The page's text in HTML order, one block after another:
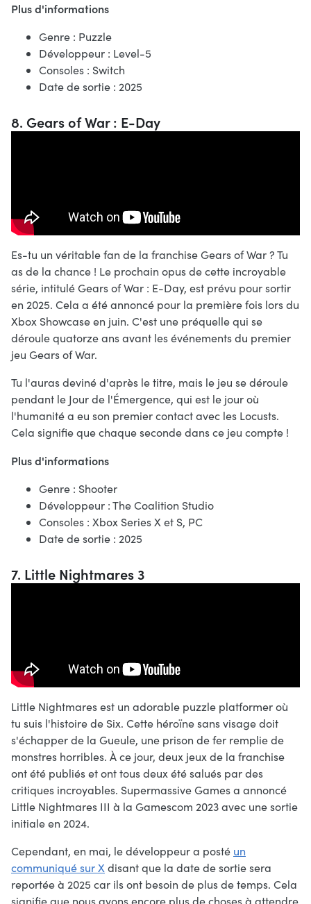
Plus d'informations
Genre : Puzzle
Développeur : Level-5
Consoles : Switch
Date de sortie : 2025
8. Gears of War : E-Day
Es-tu un véritable fan de la franchise Gears of War ? Tu
as de la chance ! Le prochain opus de cette incroyable
série, intitulé Gears of War : E-Day, est prévu pour sortir
en 2025. Cela a été annoncé pour la première fois lors du
Xbox Showcase en juin. C'est une préquelle qui se
déroule quatorze ans avant les événements du premier
jeu Gears of War.
Tu l'auras deviné d'après le titre, mais le jeu se déroule
pendant le Jour de l'Émergence, qui est le jour où
l'humanité a eu son premier contact avec les Locusts.
Cela signifie que chaque seconde dans ce jeu compte !
Plus d'informations
Genre : Shooter
Développeur : The Coalition Studio
Consoles : Xbox Series X et S, PC
Date de sortie : 2025
7. Little Nightmares 3
Little Nightmares est un adorable puzzle platformer où
tu suis l'histoire de Six. Cette héroïne sans visage doit
s'échapper de la Gueule, une prison de fer remplie de
monstres horribles. À ce jour, deux jeux de la franchise
ont été publiés et ont tous deux été salués par des
critiques incroyables. Supermassive Games a annoncé
Little Nightmares III à la Gamescom 2023 avec une sortie
initiale en 2024.
Cependant, en mai, le développeur a posté un
communiqué sur X disant que la date de sortie sera
reportée à 2025 car ils ont besoin de plus de temps. Cela
signifie que nous avons encore plus de choses à attendre